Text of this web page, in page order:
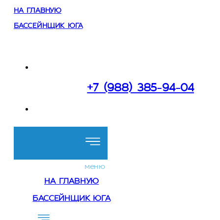
НА ГЛАВНУЮ
БАССЕЙНЩИК ЮГА
+7 (988) 385-94-04
меню
НА ГЛАВНУЮ
БАССЕЙНЩИК ЮГА